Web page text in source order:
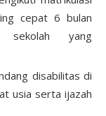
cepat 6 bulan
sekolah yang
disabilitas di
usia serta ijazah